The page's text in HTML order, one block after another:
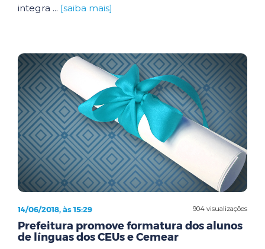
integra ... [saiba mais]
904 visualizações
14/06/2018, às 15:29
Prefeitura promove formatura dos alunos
de línguas dos CEUs e Cemear